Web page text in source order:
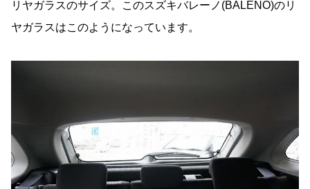
リヤガラスのサイズ。このスズキバレーノ(BALENO)のリ
ヤガラスはこのようになっています。